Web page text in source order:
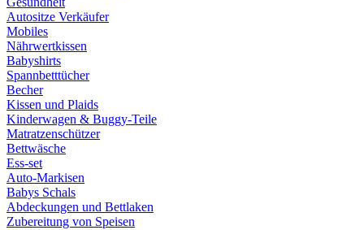
Autositze Verkäufer
Mobiles
Nährwertkissen
Babyshirts
Spannbetttücher
Becher
Kissen und Plaids
Kinderwagen & Buggy-Teile
Matratzenschützer
Bettwäsche
Ess-set
Auto-Markisen
Babys Schals
Abdeckungen und Bettlaken
Zubereitung von Speisen